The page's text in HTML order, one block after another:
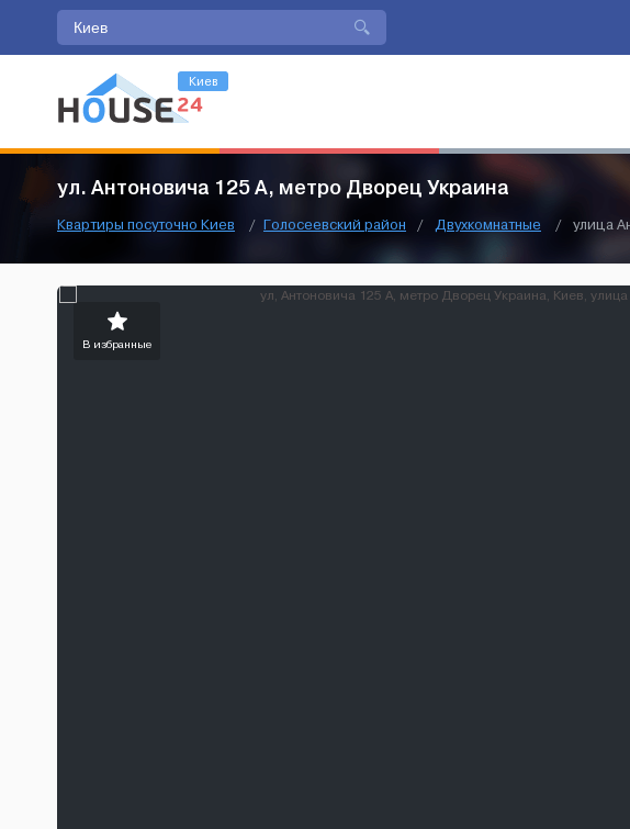
Киев
ул. Антоновича 125 А, метро Дворец Украина
Квартиры посуточно Киев / Голосеевский район / Двухкомнатные / улица
В избранные